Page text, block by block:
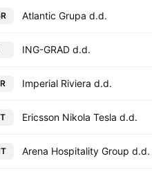
Atlantic Grupa d.d.
ING-GRAD d.d.
Imperial Riviera d.d.
Ericsson Nikola Tesla d.d.
Arena Hospitality Group d.d.